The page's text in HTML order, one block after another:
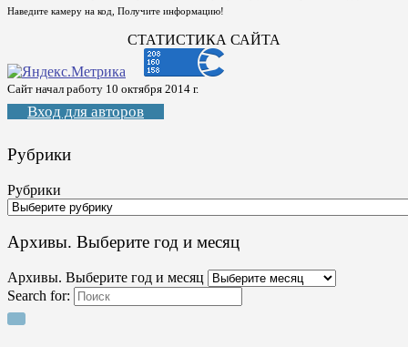
Наведите камеру на код, Получите информацию!
СТАТИСТИКА САЙТА
Сайт начал работу 10 октября 2014 г.
Вход для авторов
Рубрики
Рубрики
Архивы. Выберите год и месяц
Архивы. Выберите год и месяц
Search for: